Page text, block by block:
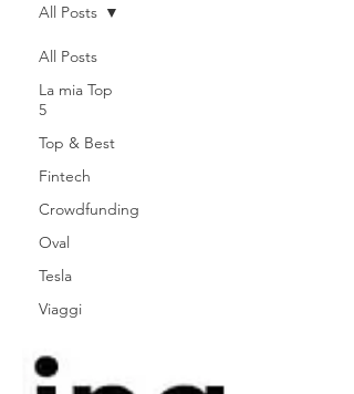
All Posts
La mia Top
5
Top & Best
Fintech
Crowdfunding
Oval
Tesla
Viaggi
All Posts